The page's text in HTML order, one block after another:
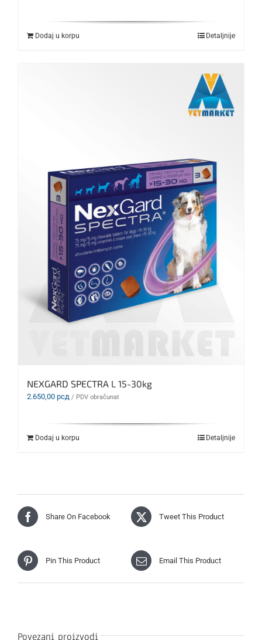
Dodaj u korpu Detaljnije
NEXGARD SPECTRA L 15-30kg
2.650,00 рсд / PDV obračunat
Dodaj u korpu Detaljnije
Share On Facebook Tweet This Product
Pin This Product Email This Product
Povezani proizvodi